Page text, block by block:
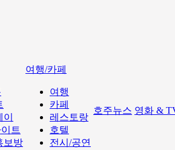
트
보방
여행/카페
여행
카페
레스토랑
호텔
전시/공연
호주뉴스 영화 &